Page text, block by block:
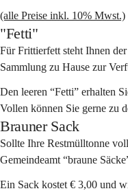
(alle Preise inkl. 10% Mwst.)
"Fetti"
Für Frittierfett steht Ihnen
Sammlung zu Hause zur
Den leeren “Fetti” erhalten
Vollen können Sie gerne zu
Brauner Sack
Sollte Ihre Restmülltonne
Gemeindeamt “braune
Ein Sack kostet € 3,00 und